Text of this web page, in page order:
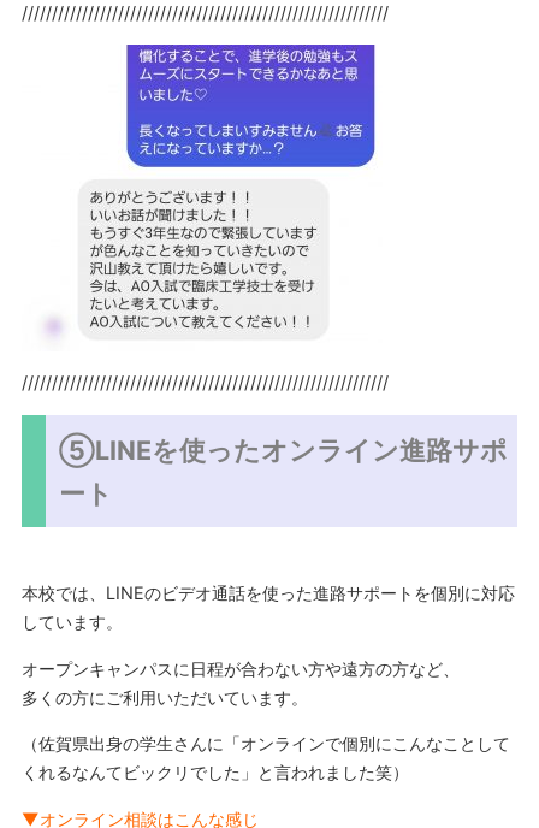
/////////////////////////////////////////////////////////////
/////////////////////////////////////////////////////////////
⑤LINEを使ったオンライン進路サポ
ート
本校では、LINEのビデオ通話を使った進路サポートを個別に対応
しています。
オープンキャンパスに日程が合わない方や遠方の方など、
多くの方にご利用いただいています。
（佐賀県出身の学生さんに「オンラインで個別にこんなことして
くれるなんてビックリでした」と言われました笑）
▼オンライン相談はこんな感じ